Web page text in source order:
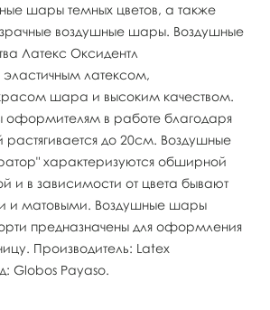
шары темных цветов, а также
воздушные шары. Воздушные
Латекс Оксидентл
эластичным латексом,
шара и высоким качеством.
оформителям в работе благодаря
растягивается до 20см. Воздушные
характеризуются обширной
и в зависимости от цвета бывают
и матовыми. Воздушные шары
предназначены для оформления
Производитель: Latex
Globos Payaso.